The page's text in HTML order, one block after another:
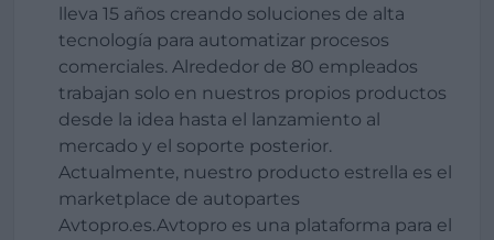
lleva 15 años creando soluciones de alta
tecnología para automatizar procesos
comerciales. Alrededor de 80 empleados
trabajan solo en nuestros propios productos
desde la idea hasta el lanzamiento al
mercado y el soporte posterior.
Actualmente, nuestro producto estrella es el
marketplace de autopartes
Avtopro.es.Avtopro es una plataforma para el